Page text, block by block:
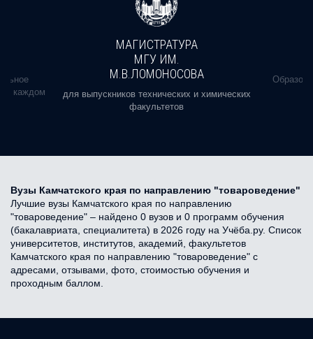
в каждом
МАГИСТРАТУРА
МГУ ИМ.
М.В.ЛОМОНОСОВА
для выпускников технических и химических
факультетов
Вузы Камчатского края по направлению "товароведение"
Лучшие вузы Камчатского края по направлению
"товароведение" – найдено 0 вузов и 0 программ обучения
(бакалавриата, специалитета) в 2026 году на Учёба.ру. Список
университетов, институтов, академий, факультетов
Камчатского края по направлению "товароведение" с
адресами, отзывами, фото, стоимостью обучения и
проходным баллом.